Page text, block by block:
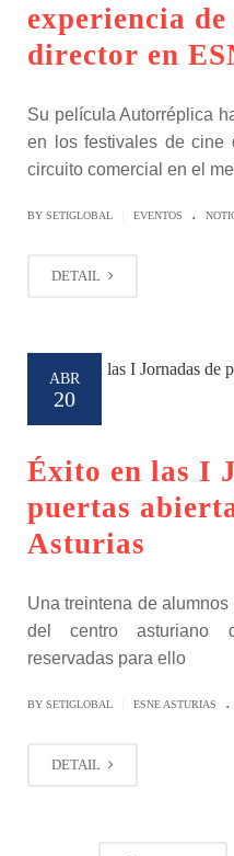
experiencia
director en
Su película Autorréplica
en los festivales de cine
circuito comercial en el
BY SETIGLOBAL EVENTOS .
DETAIL
ABR
20
Éxito en las I
puertas
Asturias
Una treintena de
del centro asturiano
reservadas para ello
BY SETIGLOBAL ESNE ASTURIAS .
DETAIL